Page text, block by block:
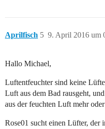
Aprilfisch 9. April 2016 um
5
Hallo Michael,
Luftentfeuchter sind keine
Luft aus dem Bad rausgeht,
aus der feuchten Luft mehr
Rose01 sucht einen Lüfter, der